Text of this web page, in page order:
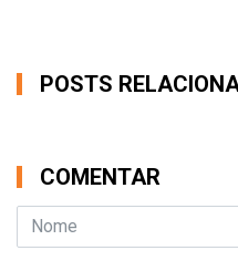
POSTS
COMENTAR